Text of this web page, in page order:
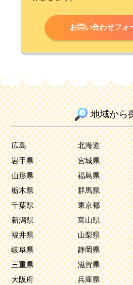
お問い合わせフォ
地域から
広島 北海道
岩手県
宮城県
山形県
福島県
栃木県
群馬県
千葉県
東京都
新潟県
富山県
福井県
山梨県
岐阜県
静岡県
三重県
滋賀県
大阪府
兵庫県